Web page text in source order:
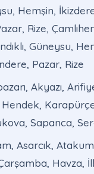
Hemşin,
Rize,
Güneysu,
Pazar, Rize
Akyazı,
Hendek,
Sapanca,
Asarcık,
Havza,